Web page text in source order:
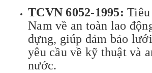
TCVN 6052-1995:
Nam về an toàn lao
dựng, giúp đảm bảo
yêu cầu về kỹ thuật và
nước.